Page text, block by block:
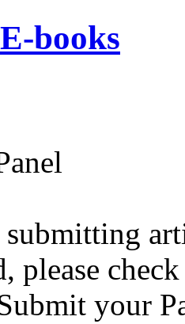
books
submitting
please
your